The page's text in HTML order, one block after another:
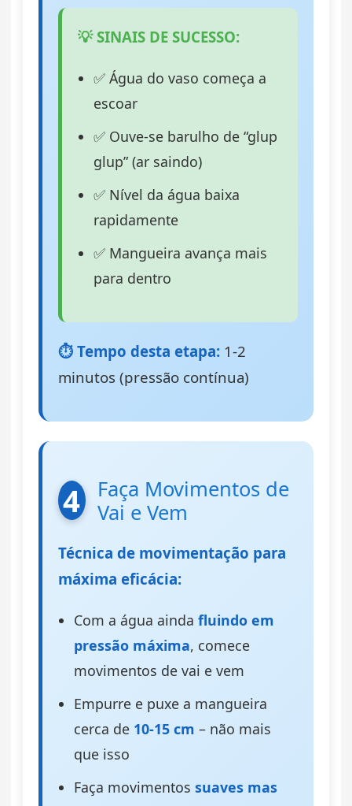
💡 SINAIS DE SUCESSO:
✅ Água do vaso começa a
escoar
✅ Ouve-se barulho de “glup
glup” (ar saindo)
✅ Nível da água baixa
rapidamente
✅ Mangueira avança mais
para dentro
⏱️ Tempo desta etapa:1-2
minutos (pressão contínua)
4
Faça Movimentos de
Vai e Vem
Técnica de movimentação para
máxima eficácia:
Com a água ainda fluindo em
pressão máxima, comece
movimentos de vai e vem
Empurre e puxe a mangueira
cerca de 10-15 cm – não mais
que isso
Faça movimentos suaves mas